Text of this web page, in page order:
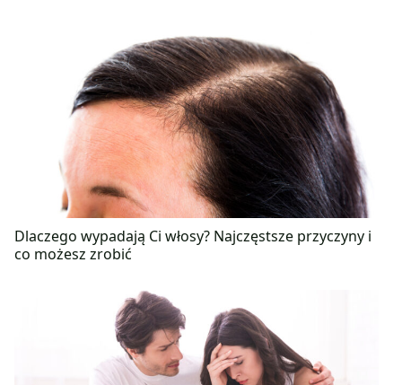
Dlaczego wypadają Ci włosy? Najczęstsze przyczyny i
co możesz zrobić